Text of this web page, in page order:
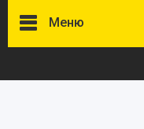
Меню